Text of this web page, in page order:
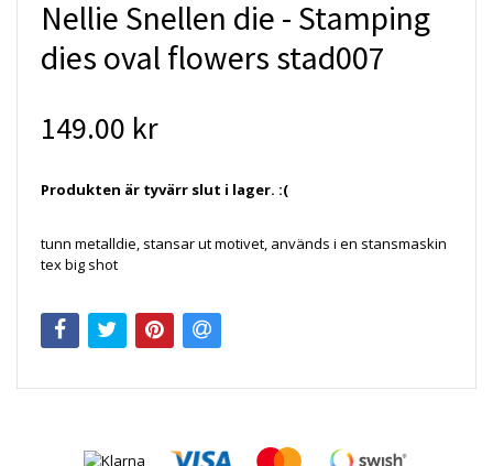
Nellie Snellen die - Stamping
dies oval flowers stad007
149.00 kr
Produkten är tyvärr slut i lager. :(
tunn metalldie, stansar ut motivet, används i en stansmaskin
tex big shot